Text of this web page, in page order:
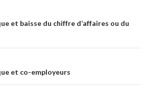
et baisse du chiffre d’affaires ou du
et co-employeurs